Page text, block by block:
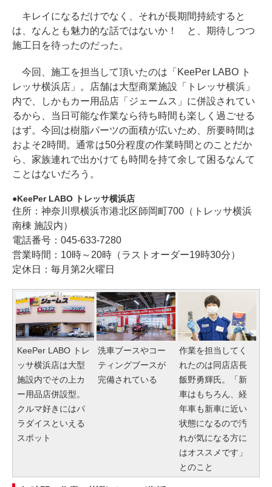
キレイになるだけでなく、それが長期間持続すると
は、なんとも魅力的な話ではないか！ と、期待しつつ
施工日を待ったのだった。
今回、施工を担当して頂いたのは「KeePer LABO ト
レッサ横浜店」。店舗は大型商業施設「トレッサ横浜」
内で、しかもカー用品店「ジェームス」に併設されてい
るから、当日可能な作業なら待ち時間も楽しく過ごせる
はず。今回は樹脂パーツの面積が広いため、所要時間は
およそ2時間。通常は50分程度の作業時間とのことだか
ら、家族連れで出かけても時間を持て余して困るなんて
ことはないだろう。
KeePer LABO トレッサ横浜店
住所：神奈川県横浜市港北区師岡町700（トレッサ横浜
南棟 施設内）
電話番号：045-633-7280
営業時間：10時～20時（ラストオーダー19時30分）
定休日：毎月第2火曜日
KeePer LABO トレ
ッサ横浜店は大型
施設内でその上カ
ー用品店併設型。
クルマ好きにはパ
ラダイスといえる
スポット
洗車ブースやコー
ティングブースが
完備されている
作業を担当してく
れたのは同店店長
飯野勇輝氏。「新
車はもちろん、経
年車も新車に近い
状態になるので汚
れが気になる方に
はオススメです」
とのこと